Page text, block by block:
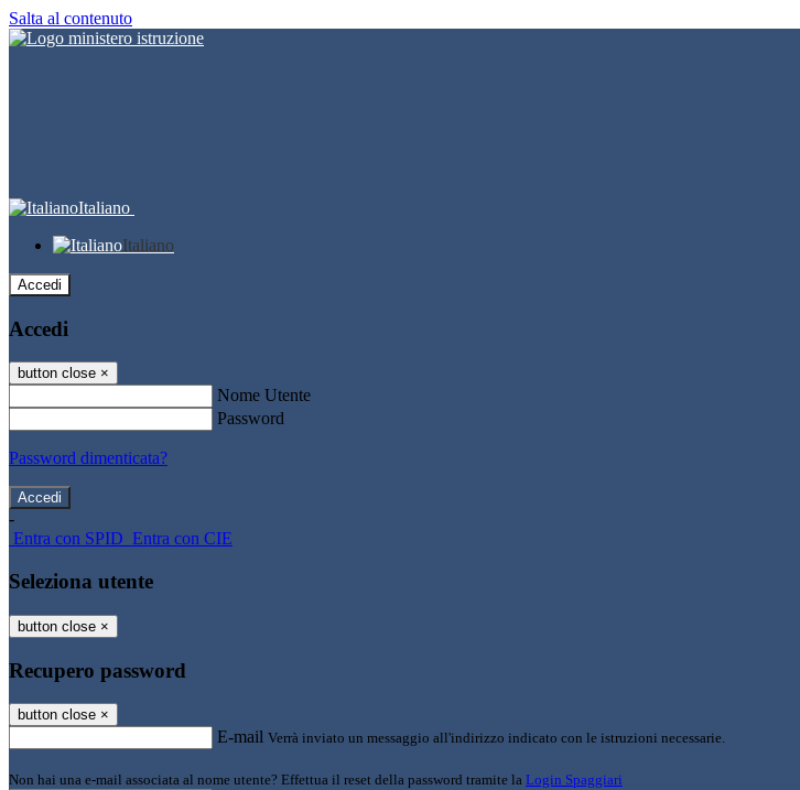
Salta al contenuto
Italiano
Italiano
Accedi
Accedi
button close ×
Nome Utente
Password
Password dimenticata?
-
Entra con SPID Entra con CIE
Seleziona utente
button close ×
Recupero password
button close ×
E-mail Verrà inviato un messaggio all'indirizzo indicato con le istruzioni necessarie.
Non hai una e-mail associata al nome utente? Effettua il reset della password tramite la Login Spaggiari